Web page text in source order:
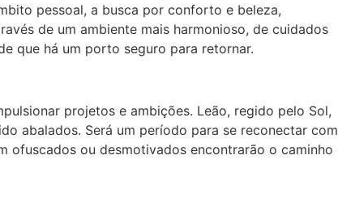
pessoal, a busca por conforto e beleza,
de um ambiente mais harmonioso, de cuidados
que há um porto seguro para retornar.
projetos e ambições. Leão, regido pelo Sol,
abalados. Será um período para se reconectar com
ofuscados ou desmotivados encontrarão o caminho